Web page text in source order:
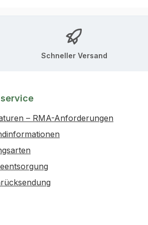
Schneller Versand
– RMA-Anforderungen